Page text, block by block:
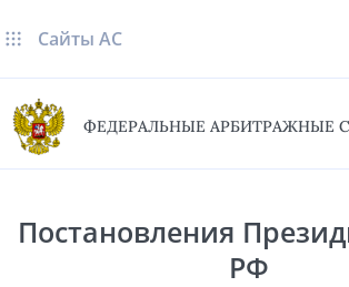
Сайты AC
ФЕДЕРАЛЬНЫЕ АРБИТРАЖНЫЕ
Постановления
РФ